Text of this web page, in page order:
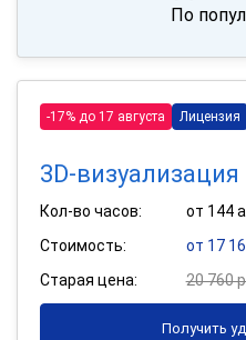
По
-17% до 17 августа Лицензия
3D-
Кол-во часов:
от 144
Стоимость:
от 17
Старая цена:
20 760
Получить